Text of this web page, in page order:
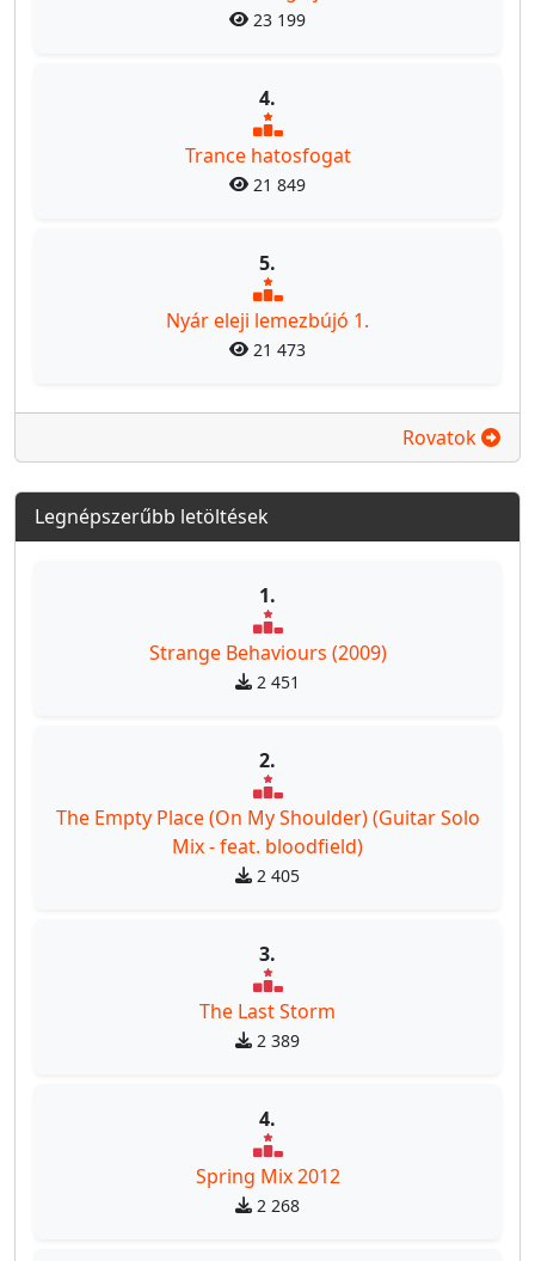
23 199
4.
Trance hatosfogat
21 849
5.
Nyár eleji lemezbújó 1.
21 473
Rovatok
Legnépszerűbb letöltések
1.
Strange Behaviours (2009)
2 451
2.
The Empty Place (On My Shoulder) (Guitar Solo
Mix - feat. bloodfield)
2 405
3.
The Last Storm
2 389
4.
Spring Mix 2012
2 268